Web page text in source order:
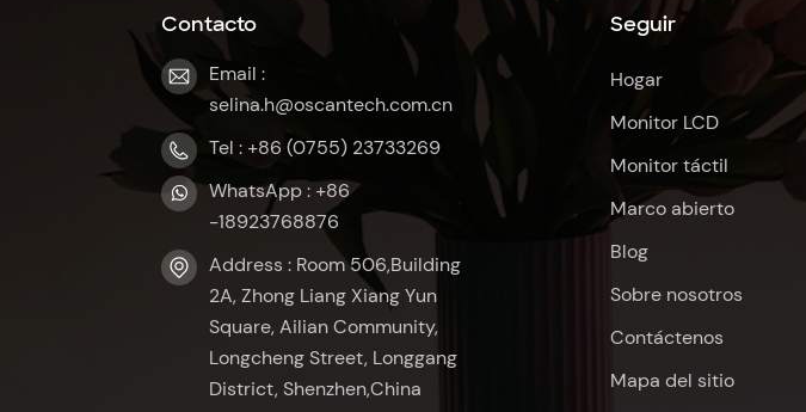
Contacto
Email :
selina.h@oscantech.com.cn
Tel : +86 (0755) 23733269
WhatsApp : +86
-18923768876
Address : Room 506,Building
2A, Zhong Liang Xiang Yun
Square, Ailian Community,
Longcheng Street, Longgang
District, Shenzhen,China
Seguir
Hogar
Monitor LCD
Monitor táctil
Marco abierto
Blog
Sobre nosotros
Contáctenos
Mapa del sitio